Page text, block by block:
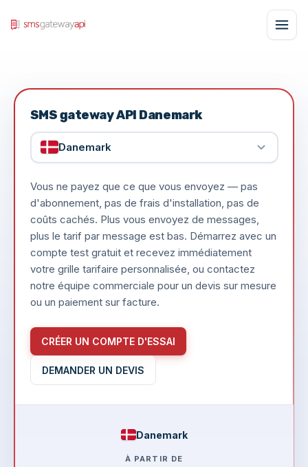
SMS gateway API Danemark
Danemark
Vous ne payez que ce que vous envoyez — pas
d'abonnement, pas de frais d'installation, pas de
coûts cachés. Plus vous envoyez de messages,
plus le tarif par message est bas. Démarrez avec un
compte test gratuit et recevez immédiatement
votre grille tarifaire personnalisée, ou contactez
notre équipe commerciale pour un devis sur mesure
ou un paiement sur facture.
CRÉER UN COMPTE D'ESSAI
DEMANDER UN DEVIS
Danemark
À PARTIR DE